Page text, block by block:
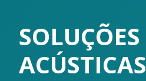
SOLUÇÕES
ACÚSTICAS